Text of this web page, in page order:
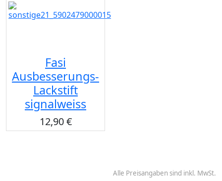
Fasi
Ausbesserungs-
Lackstift
signalweiss
12,90 €
Alle Preisangaben sind inkl. MwSt.